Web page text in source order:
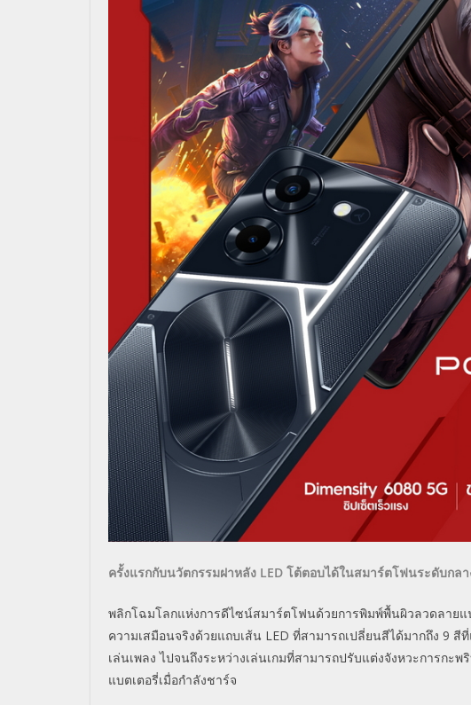
ครั้งแรกกับนวัตกรรมฝาหลัง LED โต้ตอบได้ในสมาร์ตโฟนระดับกลา
พลิกโฉมโลกแห่งการดีไซน์สมาร์ตโฟนด้วยการพิมพ์พื้นผิวลวดลาย
ความเสมือนจริงด้วยแถบเส้น LED ที่สามารถเปลี่ยนสีได้มากถึง 9 สี
เล่นเพลง ไปจนถึงระหว่างเล่นเกมที่สามารถปรับแต่งจังหวะการกะ
แบตเตอรี่เมื่อกำลังชาร์จ